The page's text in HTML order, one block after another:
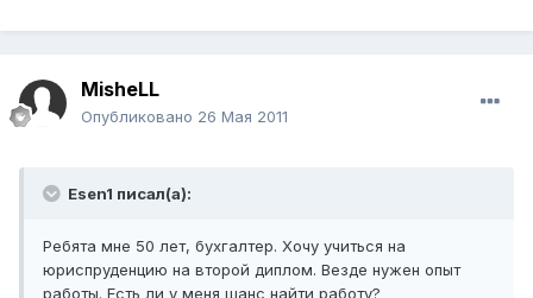
MisheLL
Опубликовано 26 Мая 2011
Esen1 писал(а):
Ребята мне 50 лет, бухгалтер. Хочу учиться на
юриспруденцию на второй диплом. Везде нужен опыт
работы. Есть ли у меня шанс найти работу?